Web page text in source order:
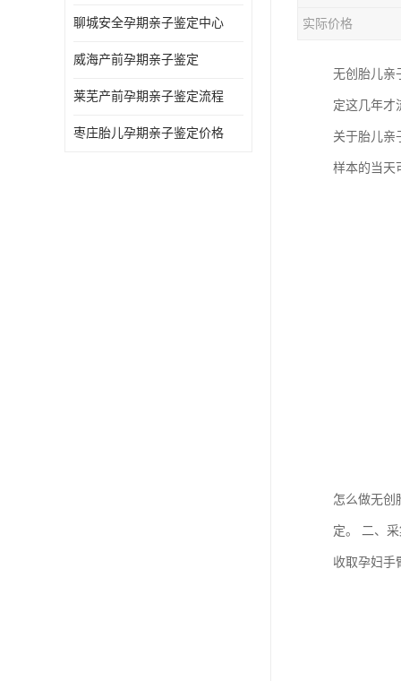
聊城安全孕期亲子鉴定中心
威海产前孕期亲子鉴定
莱芜产前孕期亲子鉴定流程
枣庄胎儿孕期亲子鉴定价格
实际价格
无创胎儿亲
定这几年才
关于胎儿亲
样本的当天
怎么做无创
定。 二、
收取孕妇手